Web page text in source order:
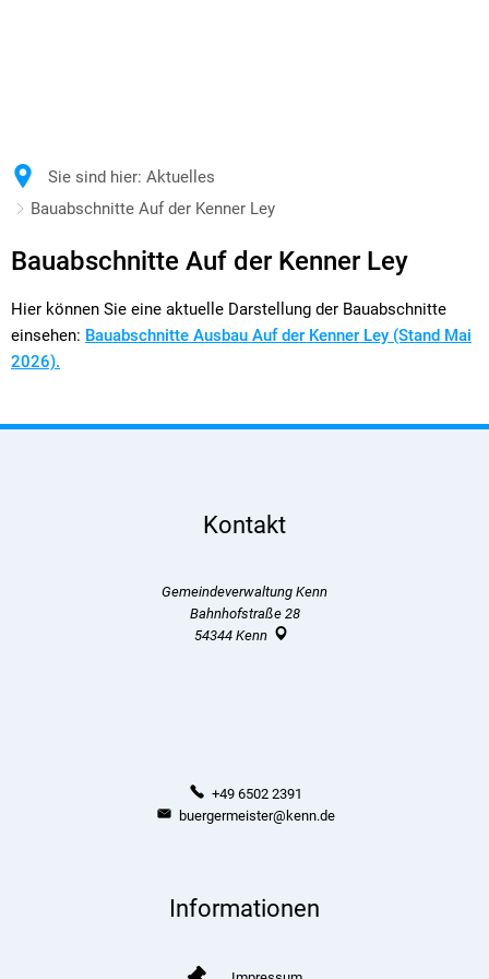
Sie sind hier: Aktuelles
Bauabschnitte Auf der Kenner Ley
Bauabschnitte
Auf
der
Kenner
Bauabschnitte Auf der Kenner Ley
Hier können Sie eine aktuelle Darstellung der Bauabschnitte
einsehen: Bauabschnitte Ausbau Auf der Kenner Ley (Stand Mai
2026).
Kontakt
Gemeindeverwaltung Kenn
Bahnhofstraße 28
54344 Kenn
+49 6502 2391
buergermeister@kenn.de
Informationen